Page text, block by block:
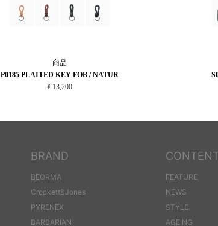
商品
P0185 PLAITED KEY FOB / NATUR
¥ 13,200
BRAND
BEORMA
Crockett&Jones
PYRENEX
BARBARIAN
FEATURE
NEWS
STYLE
AGEING